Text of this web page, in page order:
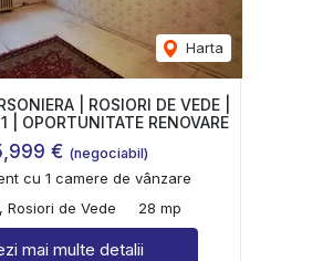
Harta
| ROSIORI DE VEDE |
| OPORTUNITATE RENOVARE
€ (negociabil)
cu 1 camere de vânzare
Rosiori de Vede
28 mp
mai multe detalii